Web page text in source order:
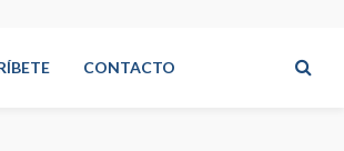
CONTACTO